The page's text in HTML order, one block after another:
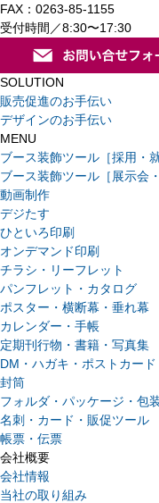
FAX：0263-85-1155
受付時間／8:30〜17:30
SOLUTION
販売促進のお手伝い
デザインのお手伝い
MENU
ブース装飾ツール［採用・
ブース装飾ツール［展示会
動画制作
デジたす
ひといろ印刷
オンデマンド印刷
チラシ・リーフレット
パンフレット・カタログ
ポスター・横断幕・垂れ幕
カレンダー・手帳
定期刊行物・書籍・写真集
DM・ハガキ・ポストカード
封筒
フォルダ・パッケージ・包
名刺・カード・販促ツール
帳票・伝票
会社概要
会社情報
当社の取り組み